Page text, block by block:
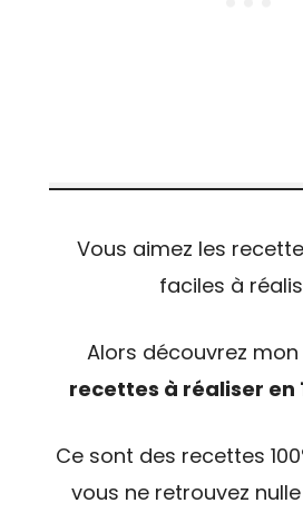
Vous aimez les
faciles à
Alors découvrez
recettes à réaliser en
Ce sont des recettes
vous ne retrouvez